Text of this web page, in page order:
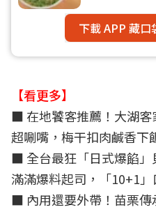
下載 APP 藏口
【看更多】
■ 在地饕客推薦！大湖客
超唰嘴，梅干扣肉鹹香下
■ 全台最狂「日式爆餡
滿滿爆料起司，「10+1
■ 內用還要外帶！苗栗傳